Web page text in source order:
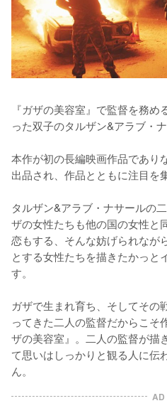
『ガザの美容室』で監督を務
った双子のタルザン&アラブ・
本作が初の長編映画作品であり
出品され、作品とともに注目を
タルザン&アラブ・ナサールの
ザの女性たちも他の国の女性と
恋もする、そんな妨げられなが
とする女性たちを描きたかっと
す。
ガザで生まれ育ち、そしてその
ってきた二人の監督だからこそ
ザの美容室』。二人の監督が描
て思いはしっかりと観る人に伝
AD